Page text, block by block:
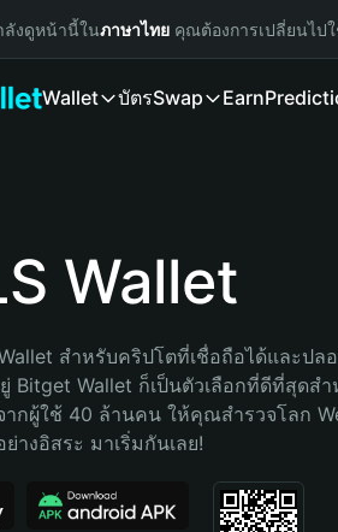
งดูหน้านี้ในภาษาไทย คุณต้องการเปลี่ยนไป
Wallet บัตรSwap Earn
Wallet
สำหรับคริปโตที่เชื่อถือได้และปล
Bitget Wallet ก็เป็นตัวเลือกที่ดีที่สุดส
ากผู้ใช้ 40 ล้านคน ให้คุณสำรวจโลก
างอิสระ มาเริ่มกันเลย!